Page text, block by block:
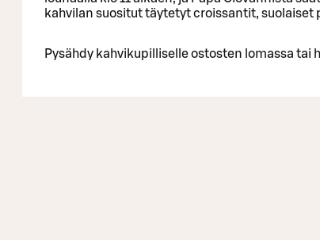
kahvilan suositut täytetyt croissantit,
Pysähdy kahvikupilliselle ostosten lomassa tai